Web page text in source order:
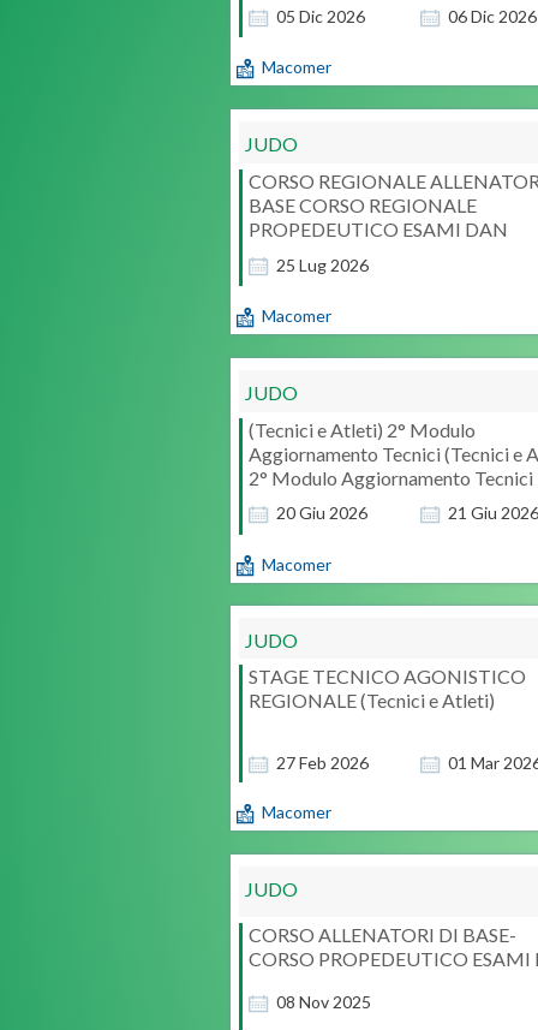
05 Dic 2026 06Dic 2026
Macomer
JUDO
25 Lug 2026
CORSO REGIONALE
BASE CORSO REGIONALE
PROPEDEUTICO ESAMI DAN
Macomer
JUDO
20Giu 2026 21 Giu
(Tecnici e Atleti) 2° Modulo
Aggiornamento Tecnici (Tecnici e
2° Modulo Aggiornamento Tecnici
Macomer
JUDO
27Feb 2026 01 Mar
STAGE TECNICO AGONISTICO
REGIONALE (Tecnici e Atleti)
Macomer
JUDO
08 Nov 2025
CORSO ALLENATORI DI BASE-
CORSO PROPEDEUTICO ESAMI